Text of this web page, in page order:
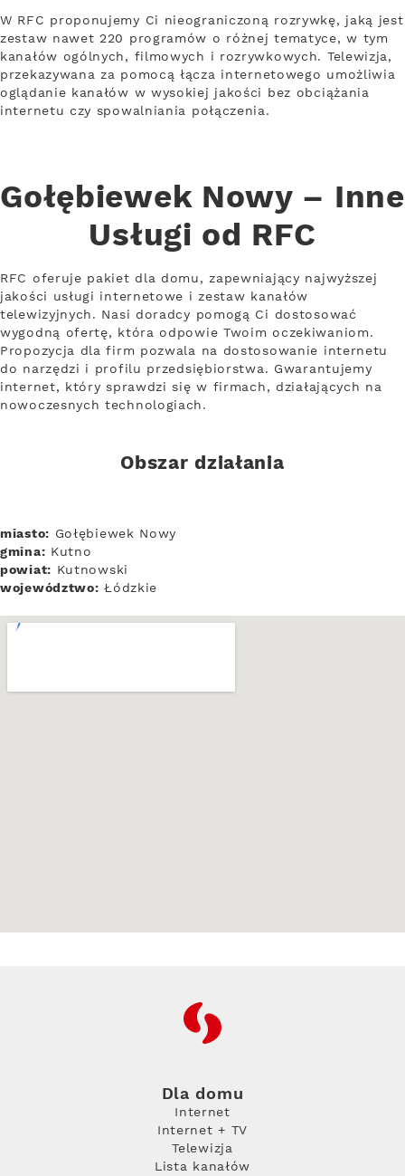
W RFC proponujemy Ci nieograniczoną rozrywkę, jaką jest
zestaw nawet 220 programów o różnej tematyce, w tym
kanałów ogólnych, filmowych i rozrywkowych. Telewizja,
przekazywana za pomocą łącza internetowego umożliwia
oglądanie kanałów w wysokiej jakości bez obciążania
internetu czy spowalniania połączenia.
Gołębiewek Nowy – Inne
Usługi od RFC
RFC oferuje pakiet dla domu, zapewniający najwyższej
jakości usługi internetowe i zestaw kanałów
telewizyjnych. Nasi doradcy pomogą Ci dostosować
wygodną ofertę, która odpowie Twoim oczekiwaniom.
Propozycja dla firm pozwala na dostosowanie internetu
do narzędzi i profilu przedsiębiorstwa. Gwarantujemy
internet, który sprawdzi się w firmach, działających na
nowoczesnych technologiach.
Obszar działania
miasto: Gołębiewek Nowy
gmina: Kutno
powiat: Kutnowski
województwo: Łódzkie
RFC
Dla domu
Internet
Internet + TV
Telewizja
Lista kanałów